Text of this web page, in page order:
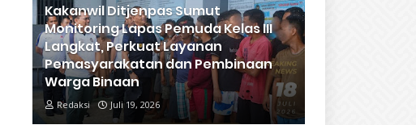
Kakanwil Ditjenpas Sumut
Monitoring Lapas Pemuda Kelas III
Langkat, Perkuat Layanan
Pemasyarakatan dan Pembinaan
Warga Binaan
Redaksi Juli 19, 2026